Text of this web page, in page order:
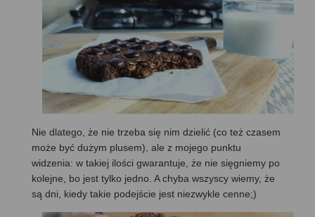
Nie dlatego, że nie trzeba się nim dzielić (co też czasem
może być dużym plusem), ale z mojego punktu
widzenia: w takiej ilości gwarantuje, że nie sięgniemy po
kolejne, bo jest tylko jedno. A chyba wszyscy wiemy, że
są dni, kiedy takie podejście jest niezwykle cenne;)